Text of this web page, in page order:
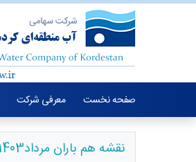
صفحه نخست معرفی شرکت
نقشه هم باران مرداد1403